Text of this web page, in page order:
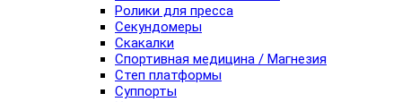
Ролики для пресса
Секундомеры
Скакалки
Спортивная медицина / Магнезия
Степ платформы
Суппорты